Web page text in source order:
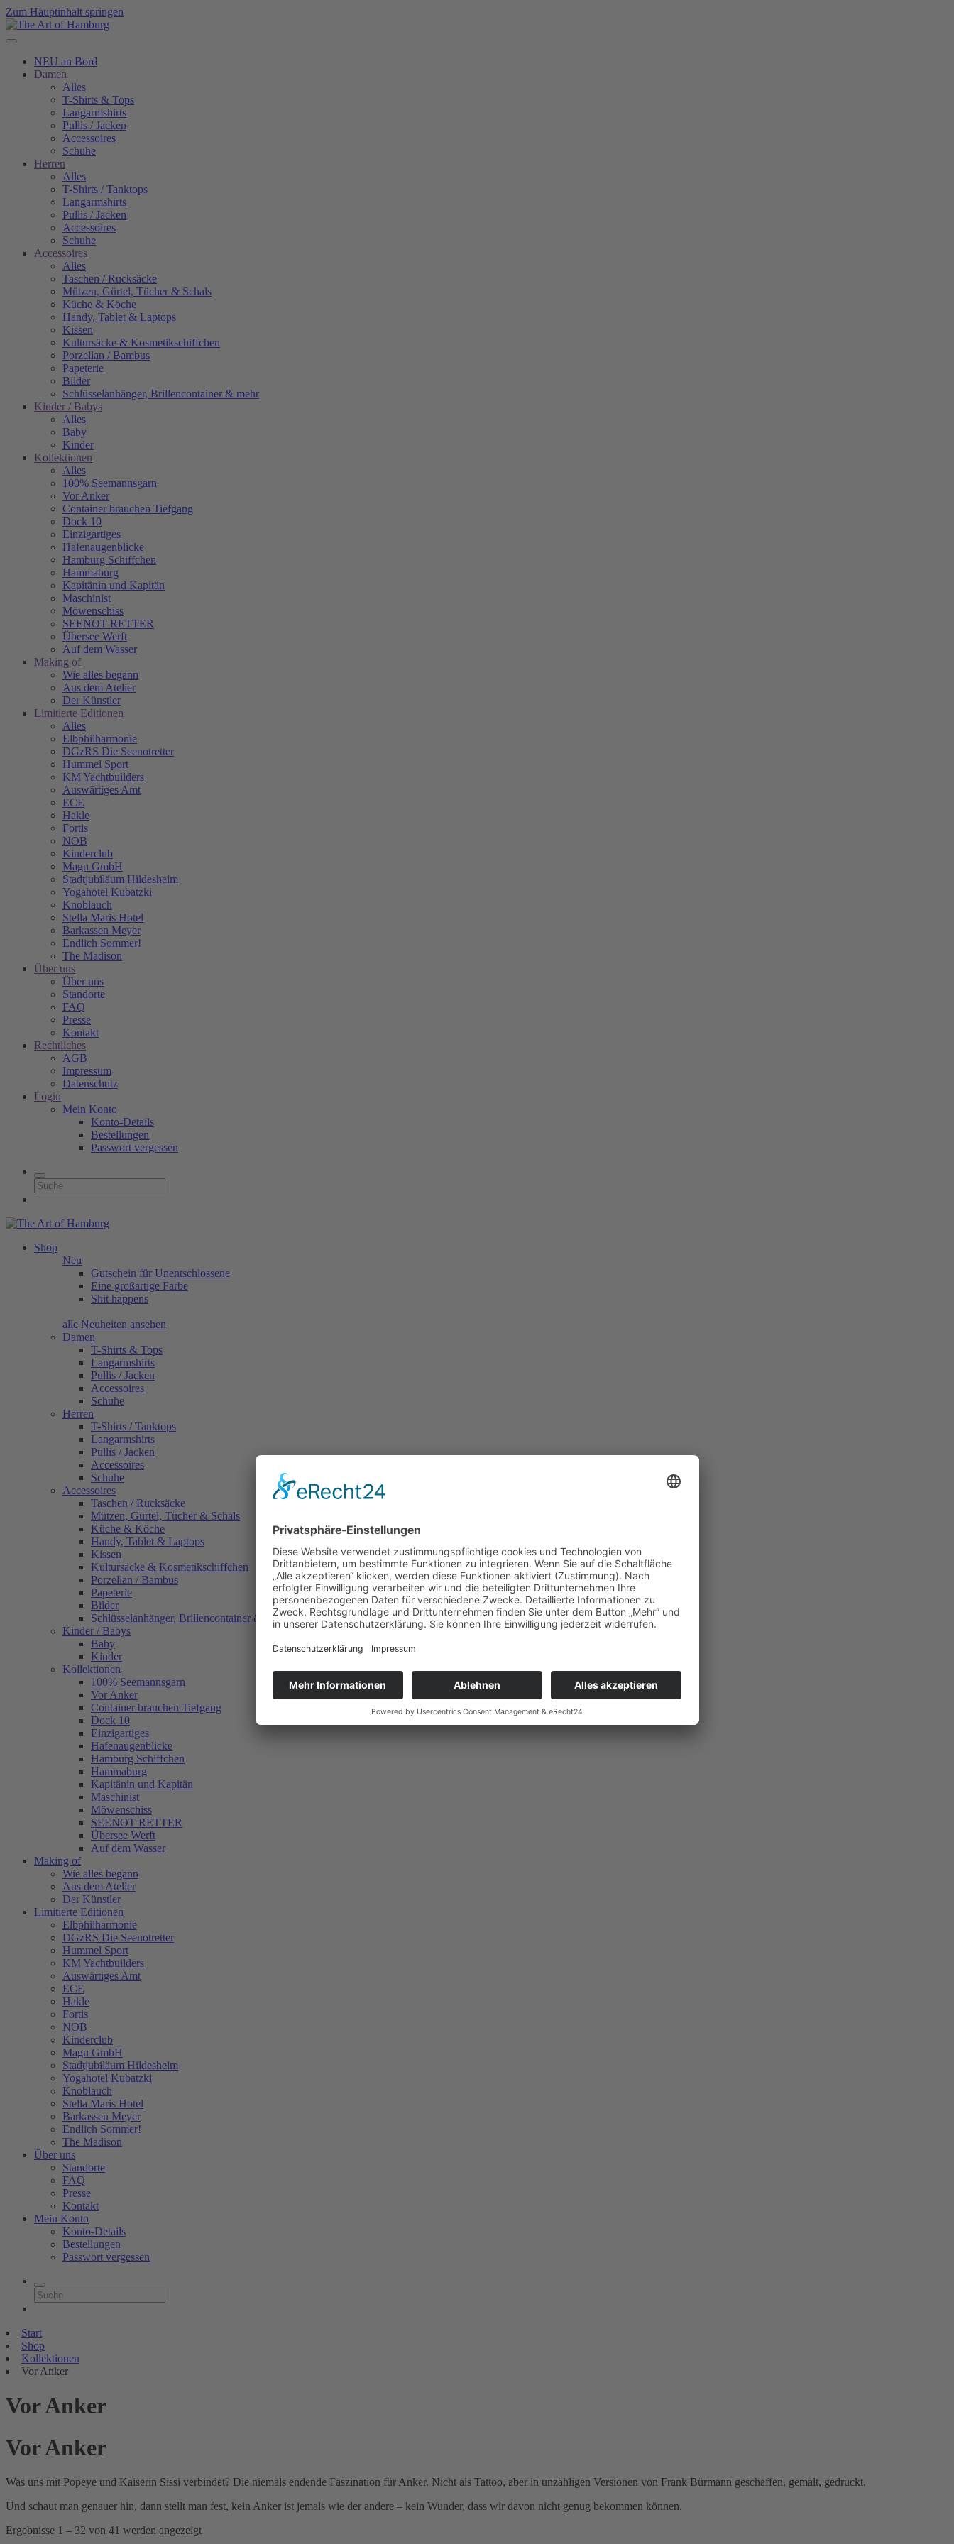
Zum Hauptinhalt springen
NEU an Bord
Damen
Alles
T-Shirts & Tops
Langarmshirts
Pullis / Jacken
Accessoires
Schuhe
Herren
Alles
T-Shirts / Tanktops
Langarmshirts
Pullis / Jacken
Accessoires
Schuhe
Accessoires
Alles
Taschen / Rucksäcke
Mützen, Gürtel, Tücher & Schals
Küche & Köche
Handy, Tablet & Laptops
Kissen
Kultursäcke & Kosmetikschiffchen
Porzellan / Bambus
Papeterie
Bilder
Schlüsselanhänger, Brillencontainer & mehr
Kinder / Babys
Alles
Baby
Kinder
Kollektionen
Alles
100% Seemannsgarn
Vor Anker
Container brauchen Tiefgang
Dock 10
Einzigartiges
Hafenaugen­blicke
Hamburg Schiffchen
Hammaburg
Kapitänin und Kapitän
Maschinist
Möwenschiss
SEENOT RETTER
Übersee Werft
Auf dem Wasser
Making of
Wie alles begann
Aus dem Atelier
Der Künstler
Limitierte Editionen
Alles
Elbphilharmonie
DGzRS Die Seenotretter
Hummel Sport
KM Yachtbuilders
Auswärtiges Amt
ECE
Hakle
Fortis
NOB
Kinderclub
Magu GmbH
Stadtjubiläum Hildesheim
Yogahotel Kubatzki
Knoblauch
Stella Maris Hotel
Barkassen Meyer
Endlich Sommer!
The Madison
Über uns
Über uns
Standorte
FAQ
Presse
Kontakt
Rechtliches
AGB
Impressum
Datenschutz
Login
Mein Konto
Konto-Details
Bestellungen
Passwort vergessen
Shop
Neu
Gutschein für Unentschlossene
Eine großartige Farbe
Shit happens
alle Neuheiten ansehen
Damen
T-Shirts & Tops
Langarmshirts
Pullis / Jacken
Accessoires
Schuhe
Herren
T-Shirts / Tanktops
Langarmshirts
Pullis / Jacken
Accessoires
Schuhe
Accessoires
Taschen / Rucksäcke
Mützen, Gürtel, Tücher & Schals
Küche & Köche
Handy, Tablet & Laptops
Kissen
Kultursäcke & Kosmetikschiffchen
Porzellan / Bambus
Papeterie
Bilder
Schlüsselanhänger, Brillencontainer & mehr
Kinder / Babys
Baby
Kinder
Kollektionen
100% Seemannsgarn
Vor Anker
Container brauchen Tiefgang
Dock 10
Einzigartiges
Hafenaugen­blicke
Hamburg Schiffchen
Hammaburg
Kapitänin und Kapitän
Maschinist
Möwenschiss
SEENOT RETTER
Übersee Werft
Auf dem Wasser
Making of
Wie alles begann
Aus dem Atelier
Der Künstler
Limitierte Editionen
Elbphilharmonie
DGzRS Die Seenotretter
Hummel Sport
KM Yachtbuilders
Auswärtiges Amt
ECE
Hakle
Fortis
NOB
Kinderclub
Magu GmbH
Stadtjubiläum Hildesheim
Yogahotel Kubatzki
Knoblauch
Stella Maris Hotel
Barkassen Meyer
Endlich Sommer!
The Madison
Über uns
Standorte
FAQ
Presse
Kontakt
Mein Konto
Konto-Details
Bestellungen
Passwort vergessen
Start
Shop
Kollektionen
Vor Anker
Vor Anker
Vor Anker
Was uns mit Popeye und Kaiserin Sissi verbindet? Die niemals endende Faszination für Anker. Nicht als Tattoo, aber in unzähligen Versionen von Frank Bürmann geschaffen, gemalt, gedruckt.
Und schaut man genauer hin, dann stellt man fest, kein Anker ist jemals wie der andere – kein Wunder, dass wir davon nicht genug bekommen können.
Ergebnisse 1 – 32 von 41 werden angezeigtNach